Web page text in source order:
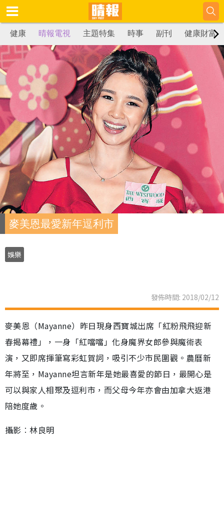
健康 晴報電視 主題特集 時事 副刊 健康財富
麥美恩最愛新年逗利市
娛樂
發佈時間: 2018/02/12
麥美恩（Mayanne）昨日現身西寶城出席「紅粉飛飛迎新
春揭幕禮」，一身「紅噹噹」化身魔界女郎參與魔術表
演，又即席揮筆寫彩虹賀詞，吸引不少市民圍觀。農曆新
年將至，Mayanne坦言新年是她最喜愛的節日，最開心是
可以與家人相聚及逗利市，而父母今年亦會由加拿大返港
陪她度歲。
攝影︰林良明